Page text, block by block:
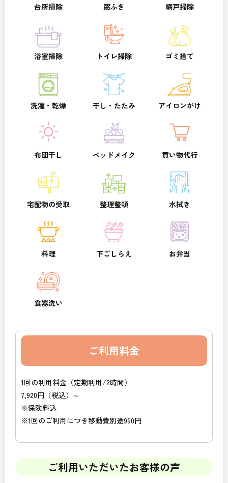
台所掃除 窓ふき 網戸掃除
浴室掃除 トイレ掃除 ゴミ捨て
洗濯・乾燥 干し・たたみ アイロンがけ
布団干し ベッドメイク 買い物代行
宅配物の受取 整理整頓 水拭き
料理 下ごしらえ お弁当
食器洗い
ご利用料金
1回の利用料金（定期利用/2時間）
7,920円（税込）～
※保険料込
※1回のご利用につき移動費別途990円
ご利用いただいたお客様の声